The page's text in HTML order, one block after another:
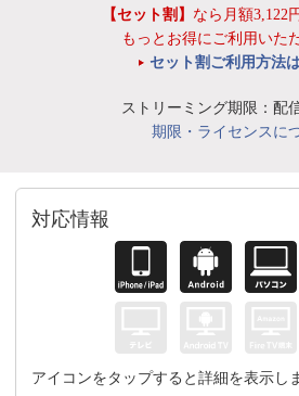
【セット割】 なら月額3,122
もっとお得にご利用いた
セット割ご利用方法
ストリーミング期限：配
期限・ライセンスに
対応情報
アイコンをタップすると詳細を表示し